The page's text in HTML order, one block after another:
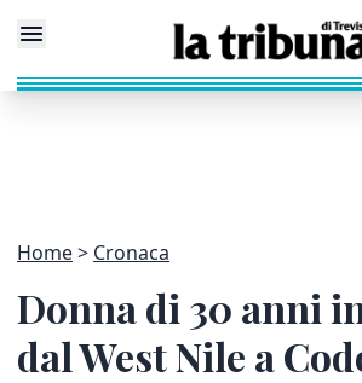
Home Cronaca
Donna di 30 anni
dal West Nile a